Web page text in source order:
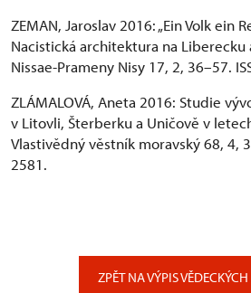
ZEMAN, Jaroslav 2016: „Ein Volk ein
Nacistická architektura na Liberecku
Nissae-Prameny Nisy 17, 2, 36–57.
ZLÁMALOVÁ, Aneta 2016: Studie
v Litovli, Šterberku a Uničově v
Vlastivědný věstník moravský 68, 4,
2581.
ZPĚT NA VÝPIS